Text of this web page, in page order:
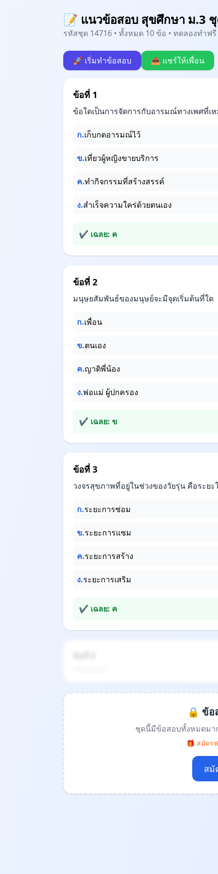
📝 แนวข้อสอบ สุขศึกษา ม.3
รหัสชุด 14716 • ทั้งหมด 10 ข้อ • ทดลองทำฟ
🚀 เริ่มทำข้อสอบ 📤 แชร์ให้เพื่อน
ข้อที่ 1
ข้อใดเป็นการจัดการกับอารมณ์ทางเพศที่เ
ก.เก็บกดอารมณ์ไว้
ข.เที่ยวผู้หญิงขายบริการ
ค.ทำกิจกรรมที่สร้างสรรค์
ง.สำเร็จความใคร่ด้วยตนเอง
✔ เฉลย: ค
ข้อที่ 2
มนุษยสัมพันธ์ของมนุษย์จะมีจุดเริ่มต้นที่ใด
ก.เพื่อน
ข.ตนเอง
ค.ญาติพี่น้อง
ง.พ่อแม่ ผู้ปกครอง
✔ เฉลย: ข
ข้อที่ 3
วงจรสุขภาพที่อยู่ในช่วงของวัยรุ่น คือระยะ
ก.ระยะการซ่อม
ข.ระยะการแซม
ค.ระยะการสร้าง
ง.ระยะการเสริม
✔ เฉลย: ค
🔒 ข้อ
ชุดนี้มีข้อสอบทั้งหมดมา
🎁 สมัคร
สมั